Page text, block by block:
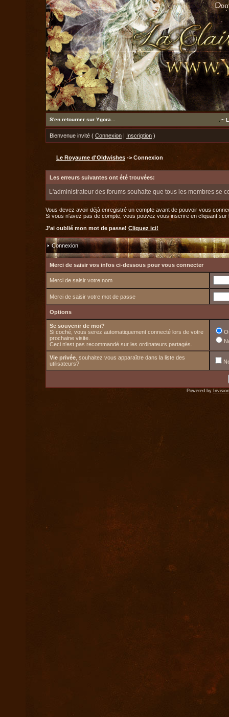
S'en retourner sur Ygora... ~
Bienvenue invité ( Connexion | Inscription )
Le Royaume d'Oldwishes -> Connexion
Les erreurs suivantes ont été trouvées:
L'administrateur des forums souhaite que tous les membres se
Vous devez avoir déjà enregistré un compte avant de pouvoir vous
Si vous n'avez pas de compte, vous pouvez vous inscrire en cliquant sur
J'ai oublié mon mot de passe! Cliquez ici!
Connexion
Merci de saisir vos infos ci-dessous pour vous connecter
Merci de saisir votre nom
Merci de saisir votre mot de passe
Options
Se souvenir de moi?
Si coché, vous serez automatiquement connecté lors de votre
prochaine visite.
Ceci n'est pas recommandé sur les ordinateurs partagés.
Vie privée , souhaitez vous apparaître dans la liste des
utilisateurs?
Powered by